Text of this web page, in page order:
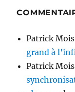
Patrick
grand à
Patrick